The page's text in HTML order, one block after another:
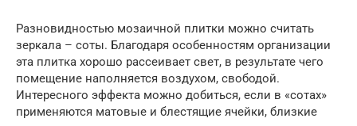
Разновидностью мозаичной плитки можно считать
зеркала – соты. Благодаря особенностям организации
эта плитка хорошо рассеивает свет, в результате чего
помещение наполняется воздухом, свободой.
Интересного эффекта можно добиться, если в «сотах»
применяются матовые и блестящие ячейки, близкие